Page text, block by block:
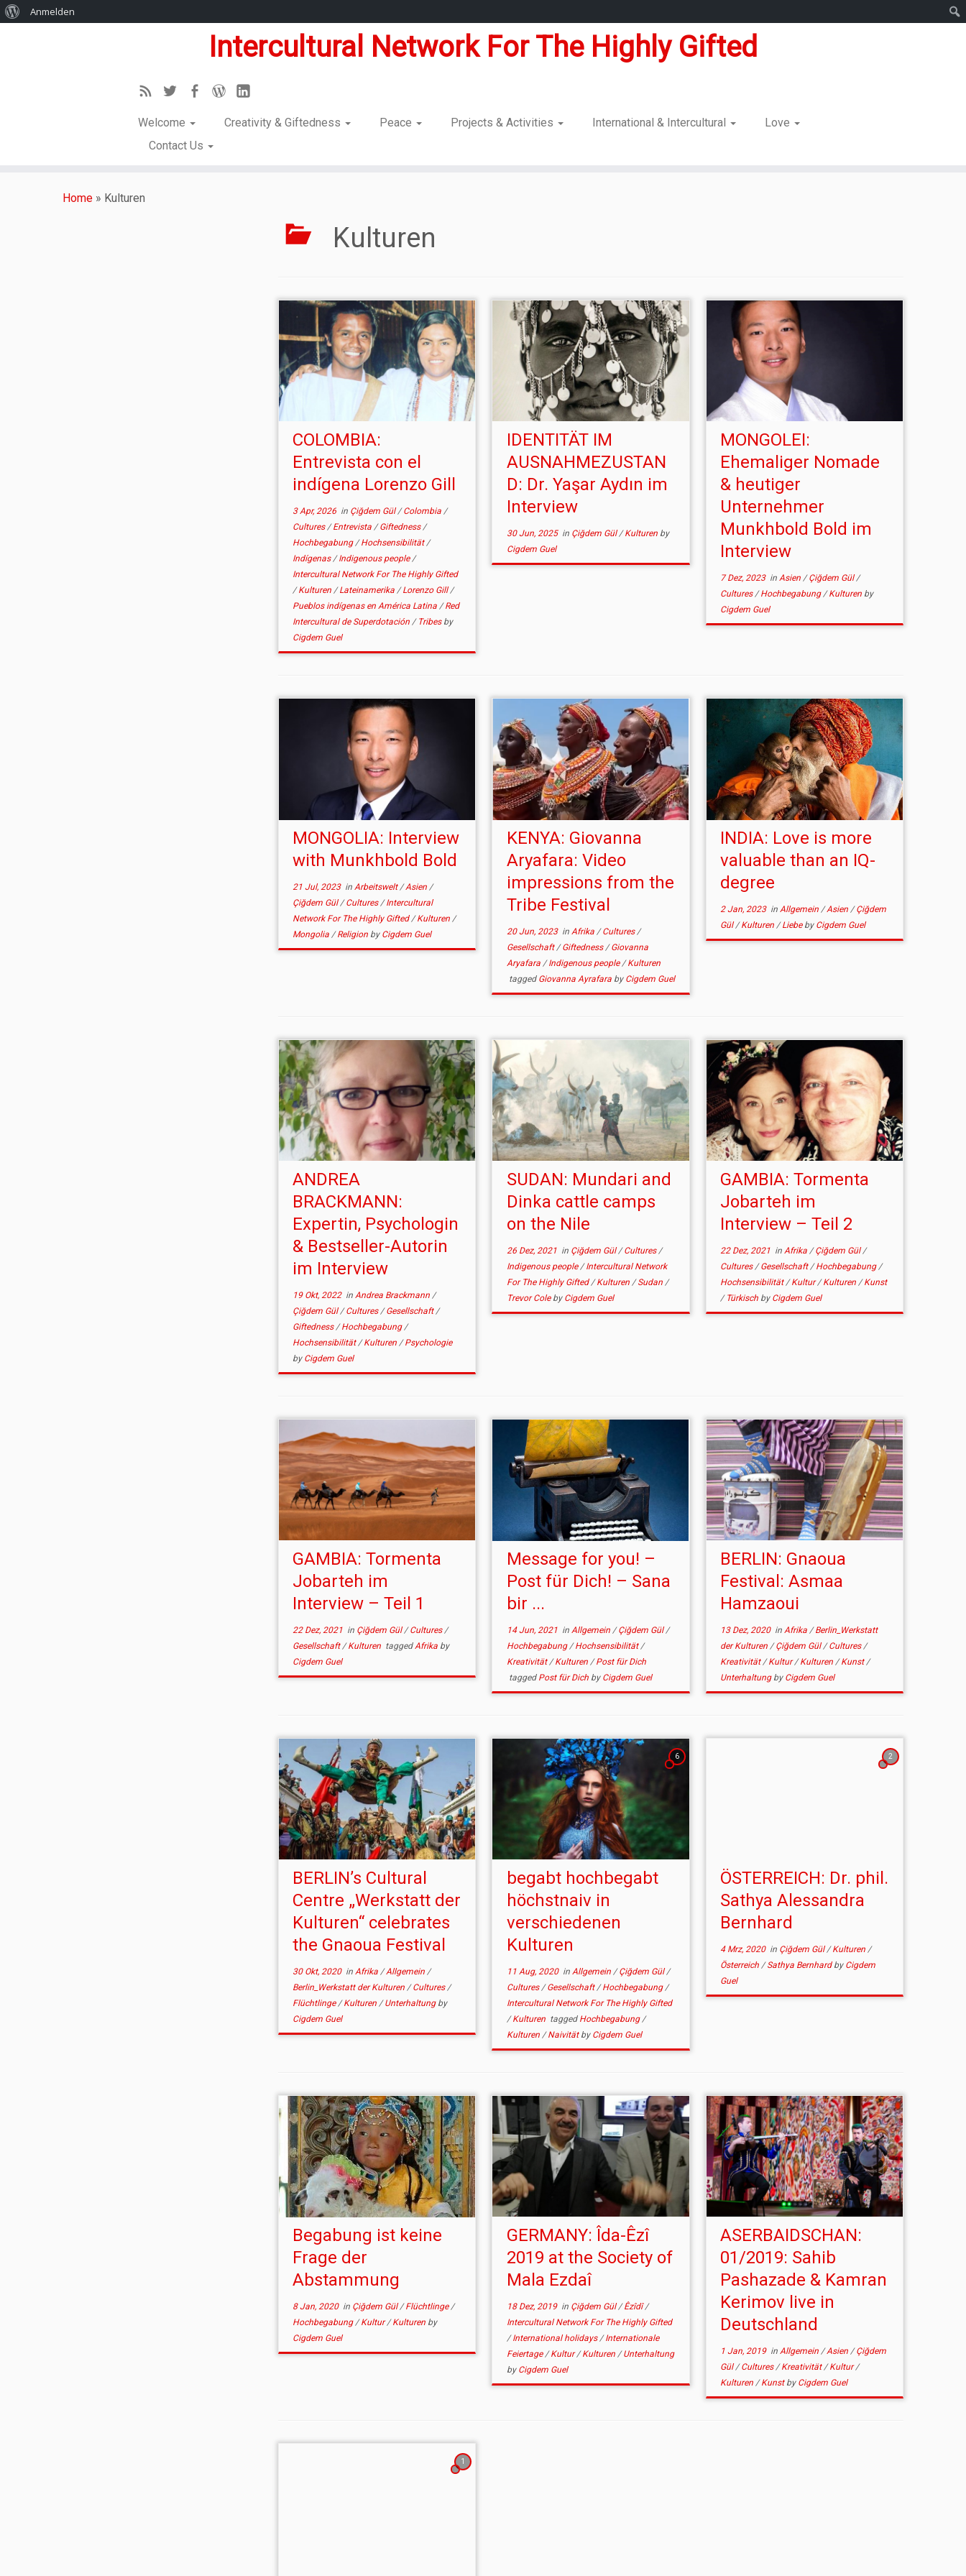
Intercultural Network For The Highly Gifted
Welcome Creativity & Giftedness Peace Projects & Activities International & Intercultural
Love
Contact Us
Home » Kulturen
Kulturen
COLOMBIA:
Entrevista con el
indígena Lorenzo Gill
3 Apr, 2026 in Çiğdem Gül/Colombia/
Cultures/Entrevista/Giftedness/
Hochbegabung/Hochsensibilität/
Indígenas/Indigenous people/
Intercultural Network For The Highly Gifted
/Kulturen/Lateinamerika/Lorenzo Gill/
Pueblos indígenas en América Latina/Red
Intercultural de Superdotación/ Tribes by
Cigdem Guel
IDENTITÄT IM
AUSNAHMEZUSTAN
D: Dr. Yaşar Aydın im
Interview
30 Jun, 2025in Çiğdem Gül/Kulturen by
Cigdem Guel
MONGOLEI:
Ehemaliger Nomade
& heutiger
Unternehmer
Munkhbold Bold im
Interview
7 Dez, 2023in Asien /Çiğdem Gül/
Cultures/Hochbegabung/Kulturen by
Cigdem Guel
MONGOLIA: Interview
with Munkhbold Bold
21 Jul, 2023inArbeitswelt/Asien/
Çiğdem Gül/Cultures/Intercultural
Network For The Highly Gifted/Kulturen/
Mongolia/Religion by Cigdem Guel
KENYA: Giovanna
Aryafara: Video
impressions from the
Tribe Festival
20 Jun, 2023in Afrika /Cultures/
Gesellschaft/Giftedness/Giovanna
Aryafara /Indigenous people/Kulturen
tagged Giovanna Ayrafara by Cigdem Guel
INDIA: Love is more
valuable than an IQ-
degree
2 Jan, 2023in Allgemein /Asien /Çiğdem
Gül/Kulturen /Liebe by Cigdem Guel
ANDREA
BRACKMANN:
Expertin, Psychologin
& Bestseller-Autorin
im Interview
19 Okt, 2022inAndrea Brackmann/
Çiğdem Gül/Cultures/Gesellschaft/
Giftedness/Hochbegabung/
Hochsensibilität/Kulturen/Psychologie
by Cigdem Guel
SUDAN: Mundari and
Dinka cattle camps
on the Nile
26 Dez, 2021in Çiğdem Gül/Cultures/
Indigenous people/Intercultural Network
For The Highly Gifted/Kulturen /Sudan /
Trevor Cole by Cigdem Guel
GAMBIA: Tormenta
Jobarteh im
Interview – Teil 2
22 Dez, 2021in Afrika /Çiğdem Gül/
Cultures/Gesellschaft/Hochbegabung/
Hochsensibilität/Kultur/Kulturen /Kunst
/ Türkisch by Cigdem Guel
GAMBIA: Tormenta
Jobarteh im
Interview – Teil 1
22 Dez, 2021 in Çiğdem Gül/Cultures/
Gesellschaft/Kulturen taggedAfrika by
Cigdem Guel
Message for you! –
Post für Dich! – Sana
bir ...
14 Jun, 2021in Allgemein /Çiğdem Gül/
Hochbegabung/Hochsensibilität/
Kreativität/Kulturen /Post für Dich
tagged Post für Dich by Cigdem Guel
BERLIN: Gnaoua
Festival: Asmaa
Hamzaoui
13 Dez, 2020in Afrika /Berlin_Werkstatt
der Kulturen /Çiğdem Gül/Cultures/
Kreativität/Kultur/Kulturen /Kunst/
Unterhaltung by Cigdem Guel
BERLIN’s Cultural
Centre „Werkstatt der
Kulturen“ celebrates
the Gnaoua Festival
30 Okt, 2020inAfrika/Allgemein/
Berlin_Werkstatt der Kulturen/Cultures/
Flüchtlinge/Kulturen/Unterhaltung by
Cigdem Guel
6
begabt hochbegabt
höchstnaiv in
verschiedenen
Kulturen
11 Aug, 2020in Allgemein /Çiğdem Gül/
Cultures/Gesellschaft/Hochbegabung/
Intercultural Network For The Highly Gifted
/Kulturen tagged Hochbegabung/
Kulturen /Naivität by Cigdem Guel
2
ÖSTERREICH: Dr. phil.
Sathya Alessandra
Bernhard
4 Mrz, 2020in Çiğdem Gül/Kulturen /
Österreich /Sathya Bernhard by Cigdem
Guel
Begabung ist keine
Frage der
Abstammung
8 Jan, 2020in Çiğdem Gül/Flüchtlinge/
Hochbegabung/Kultur/Kulturen by
Cigdem Guel
GERMANY: Îda-Êzî
2019 at the Society of
Mala Ezdaî
18 Dez, 2019in Çiğdem Gül/Êzîdî/
Intercultural Network For The Highly Gifted
/International holidays/Internationale
Feiertage/Kultur/Kulturen /Unterhaltung
by Cigdem Guel
ASERBAIDSCHAN:
01/2019: Sahib
Pashazade & Kamran
Kerimov live in
Deutschland
1 Jan, 2019in Allgemein /Asien /Çiğdem
Gül/Cultures/Kreativität/Kultur/
Kulturen /Kunst by Cigdem Guel
1
Anmelden